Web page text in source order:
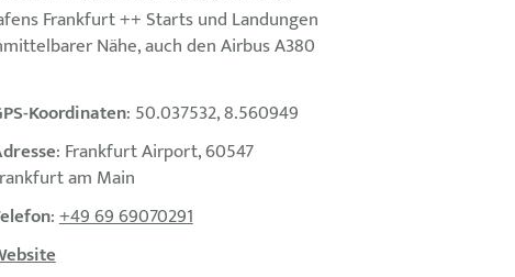
Frankfurt ++ Starts und Landungen
Nähe, auch den Airbus A380
Koordinaten: 50.037532, 8.560949
: Frankfurt Airport, 60547
am Main
:+49 69 69070291